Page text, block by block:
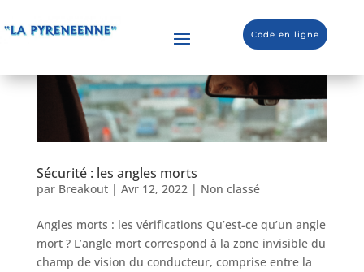
Code en ligne
Sécurité : les angles morts
par Breakout| Avr 12, 2022| Non classé
Angles morts : les vérifications Qu’est-ce qu’un angle
mort ? L’angle mort correspond à la zone invisible du
champ de vision du conducteur, comprise entre la